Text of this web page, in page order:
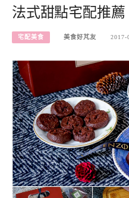
法式甜點宅配推薦
宅配美食 美食好芃友 2017-